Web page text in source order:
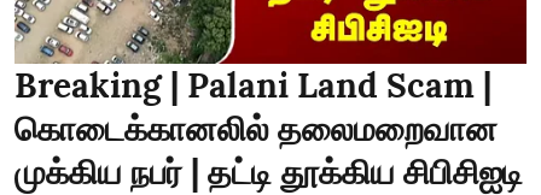
Breaking | Palani Land Scam |
கொடைக்கானலில் தலைமறைவான
முக்கிய நபர் | தட்டி தூக்கிய சிபிசிஐடி